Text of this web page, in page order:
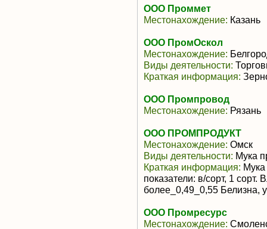
ООО Проммет
Местонахождение: Казань
ООО ПромОскол
Местонахождение:
Виды деятельности:
Краткая информация:
ООО Промпровод
Местонахождение: Рязань
ООО ПРОМПРОДУКТ
Местонахождение: Омск
Виды деятельности: Мука
Краткая информация: Мука
показатели: в/сорт, 1
более_0,49_0,55 Белизна,
ООО Промресурс
Местонахождение: